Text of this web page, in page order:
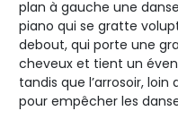
plan à gauche une
piano qui se gratte
debout, qui porte une
cheveux et tient un
tandis que l’arrosoir, loin
pour empêcher les